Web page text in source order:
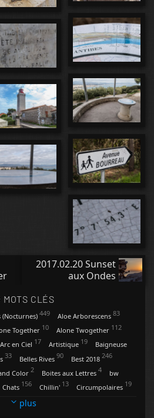
2017.02.20 Sunset
aux Ondes
MOTS CLÉS
449 Aloe Arborescens 83
Together 10 Alone Twogether 112
Arc en Ciel 17 Artistique 19
Baigneuse
33 Belles Rives 90 Best 2018 246
Color 2 Boites aux Lettres 4
bw
Chats 156 Chillin' 13 Circumpolaires 19
Conversations
plus